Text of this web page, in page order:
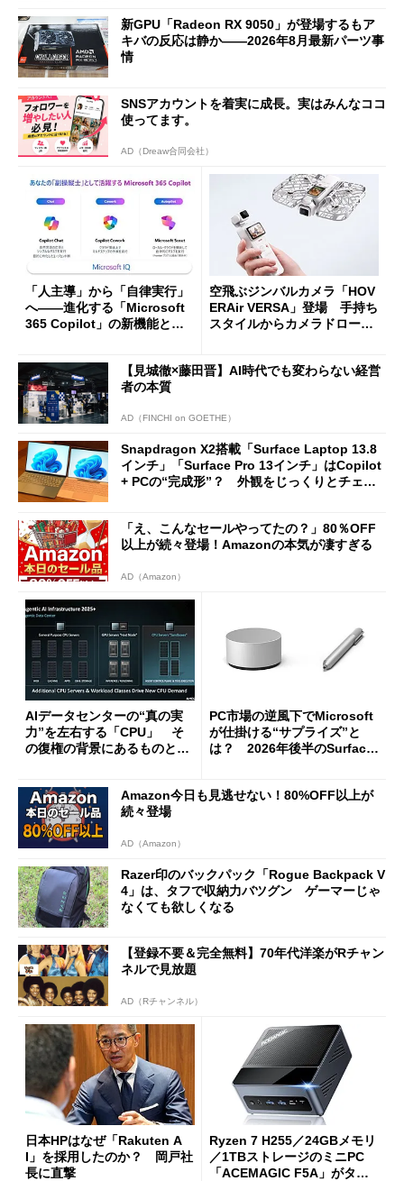
新GPU「Radeon RX 9050」が登場するもア
キバの反応は静か――2026年8月最新パーツ事
情
SNSアカウントを着実に成長。実はみんなココ
使ってます。
AD（Dreaw合同会社）
「人主導」から「自律実行」
へ――進化する「Microsoft
365 Copilot」の新機能とエ
空飛ぶジンバルカメラ「HOV
ERAir VERSA」登場 手持ち
スタイルからカメラドローン
【見城徹×藤田晋】AI時代でも変わらない経営
者の本質
AD（FINCHI on GOETHE）
Snapdragon X2搭載「Surface Laptop 13.8
インチ」「Surface Pro 13インチ」はCopilot
+ PCの“完成形”？ 外観をじっくりとチェッ
「え、こんなセールやってたの？」80％OFF
以上が続々登場！Amazonの本気が凄すぎる
AD（Amazon）
AIデータセンターの“真の実
力”を左右する「CPU」 そ
の復権の背景にあるものと
PC市場の逆風下でMicrosoft
が仕掛ける“サプライズ”と
は？ 2026年後半のSurface
Amazon今日も見逃せない！80%OFF以上が
続々登場
AD（Amazon）
Razer印のバックパック「Rogue Backpack V
4」は、タフで収納力バツグン ゲーマーじゃ
なくても欲しくなる
【登録不要＆完全無料】70年代洋楽がRチャン
ネルで見放題
AD（Rチャンネル）
日本HPはなぜ「Rakuten A
I」を採用したのか？ 岡戸社
長に直撃
Ryzen 7 H255／24GBメモリ
／1TBストレージのミニPC
「ACEMAGIC F5A」がタイ